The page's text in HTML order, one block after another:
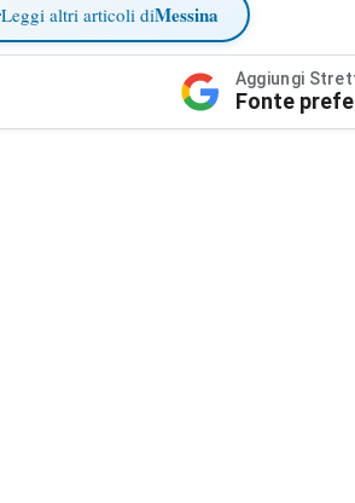
Leggi altri articoli diMessina
Aggiungi
Fonte